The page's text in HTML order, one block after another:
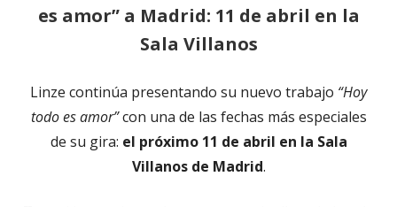
es amor” a Madrid: 11 de abril en la
Sala Villanos
Linze continúa presentando su nuevo trabajo “Hoy
todo es amor”con una de las fechas más especiales
de su gira: el próximo 11 de abril en la Sala
Villanos de Madrid.